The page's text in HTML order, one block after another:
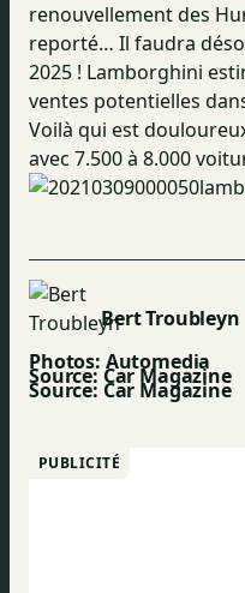
renouvellement des
reporté… Il faudra
2025 ! Lamborghini
ventes potentielles
Voilà qui est
avec 7.500 à 8.000
Bert Troubleyn
Photos: Automedia
Source: Car Magazine
Source: Car Magazine
PUBLICITÉ